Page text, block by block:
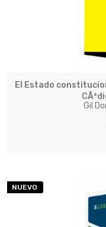
El Estado
Gil
NUEVO